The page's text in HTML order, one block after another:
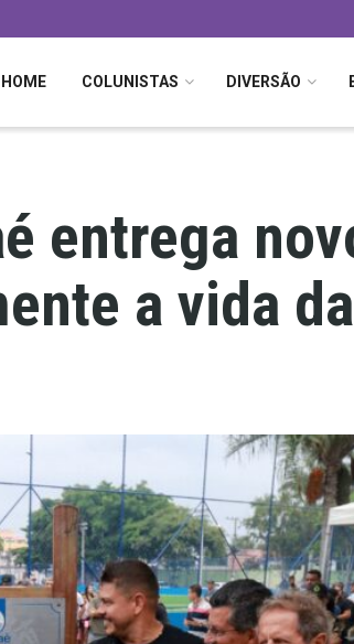
HOME COLUNISTAS DIVERSÃO
entrega
a vida